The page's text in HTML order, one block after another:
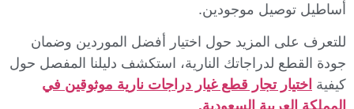
أساطيل توصيل موجودين.
للتعرف على المزيد حول اختيار أفضل الموردين وضمان
جودة القطع لدراجاتك النارية، استكشف دليلنا المفصل حول
كيفية اختيار تجار قطع غيار دراجات نارية موثوقين في